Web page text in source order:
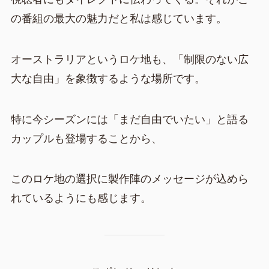
の番組の最大の魅力だと私は感じています。
オーストラリアというロケ地も、「制限のない広
大な自由」を象徴するような場所です。
特に今シーズンには「まだ自由でいたい」と語る
カップルも登場することから、
このロケ地の選択に製作陣のメッセージが込めら
れているようにも感じます。